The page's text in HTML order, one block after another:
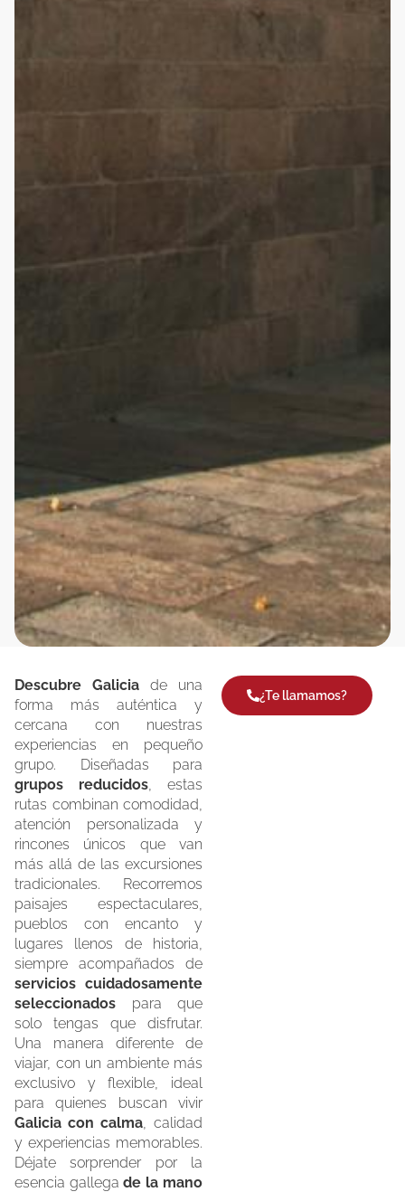
Descubre Galicia de una
forma más auténtica y
cercana con nuestras
experiencias en pequeño
grupo. Diseñadas para
grupos reducidos , estas
rutas combinan comodidad,
atención personalizada y
rincones únicos que van
más allá de las excursiones
tradicionales. Recorremos
paisajes espectaculares,
pueblos con encanto y
lugares llenos de historia,
siempre acompañados de
servicios cuidadosamente
seleccionados para que
solo tengas que disfrutar.
Una manera diferente de
viajar, con un ambiente más
exclusivo y flexible, ideal
para quienes buscan vivir
Galicia con calma , calidad
y experiencias memorables.
Déjate sorprender por la
esencia gallega de la mano
¿Te llamamos?